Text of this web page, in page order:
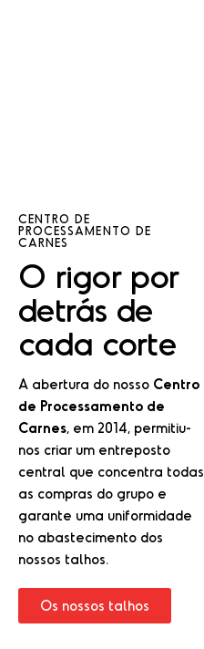
CENTRO DE
PROCESSAMENTO DE
CARNES
O rigor por
detrás de
cada corte
A abertura do nosso Centro
de Processamento de
Carnes, em 2014, permitiu-
nos criar um entreposto
central que concentra todas
as compras do grupo e
garante uma uniformidade
no abastecimento dos
nossos talhos.
Os nossos talhos